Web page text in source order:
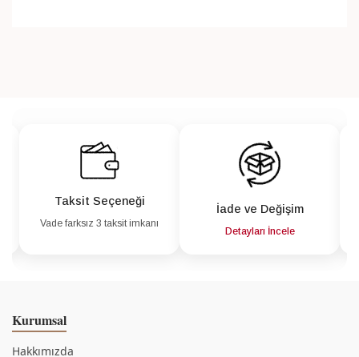
Taksit Seçeneği
Vade farksız 3 taksit imkanı
İade ve Değişim
Detayları İncele
Kurumsal
Hakkımızda